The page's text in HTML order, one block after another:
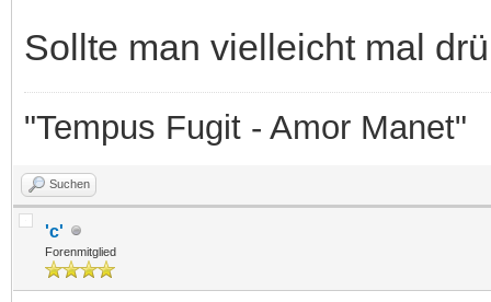
Sollte man vielleicht mal
"Tempus Fugit - Amor Manet"
Suchen
'c'
Forenmitglied